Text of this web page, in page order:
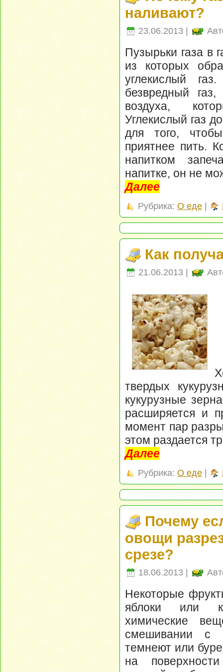
наливают?
23.06.2013 |
Пузырьки газа в
из которых
углекислый
безвредный
воздуха,
Углекислый газ
для того,
приятнее пить.
напитком
напитке, он не
Далее
Рубрика: О еде |
Как
21.06.2013 |
твердых
кукурузные
расширяется и
момент пар
этом раздается
Далее
Рубрика: О еде
Почему
овощи
срезе?
18.06.2013 |
Некоторые
яблоки или
химические
смешивании с
темнеют или
на